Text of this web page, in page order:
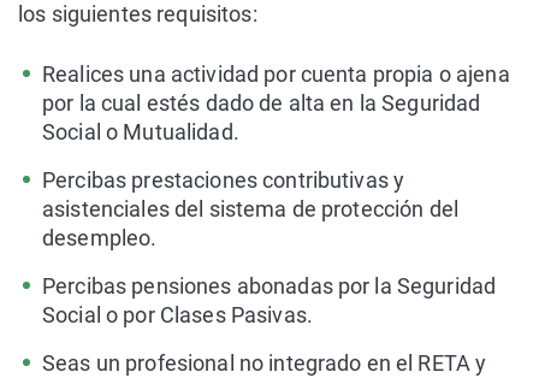
los siguientes requisitos:
Realices una actividad por cuenta propia o ajena
por la cual estés dado de alta en la Seguridad
Social o Mutualidad.
Percibas prestaciones contributivas y
asistenciales del sistema de protección del
desempleo.
Percibas pensiones abonadas por la Seguridad
Social o por Clases Pasivas.
Seas un profesional no integrado en el RETA y